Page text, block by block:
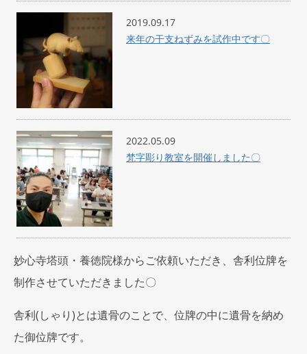
2019.09.17
来年の干支ねずみを試作中です〇
2022.05.09
梵字彫り教室を開催しました〇
妙心寺塔頭・養徳院様からご依頼いただき、舎利位牌を
制作させていただきました〇
舎利(しゃり)とは遺骨のことで、位牌の中に遺骨を納め
た御位牌です。